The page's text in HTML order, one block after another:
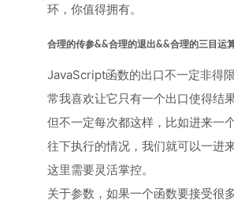
环，你值得拥有。
合理的传参&&合理的退出&&合理的三目运
JavaScript函数的出口不一定非得
常我喜欢让它只有一个出口使得结
但不一定每次都这样，比如进来一
往下执行的情况，我们就可以一进
这里需要灵活掌控。
关于参数，如果一个函数要接受很